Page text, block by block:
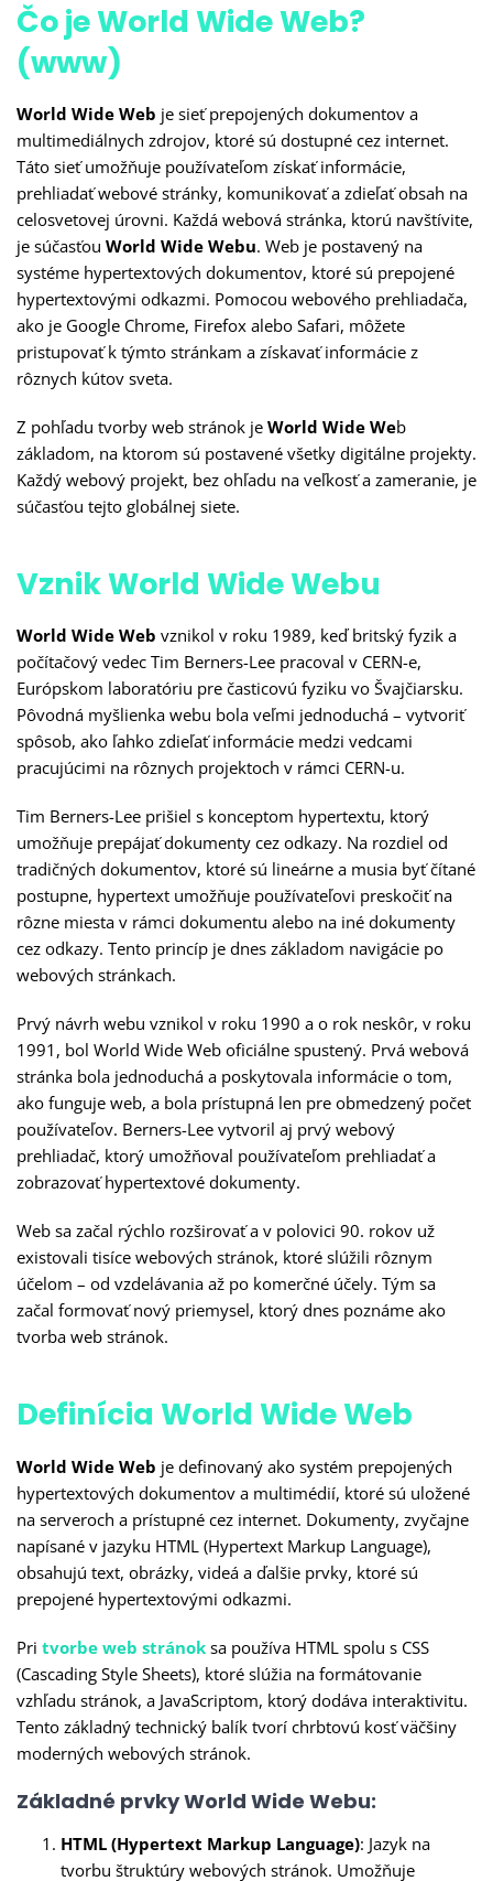
Čo je World Wide Web?
(www)
World Wide Web je sieť prepojených dokumentov a
multimediálnych zdrojov, ktoré sú dostupné cez internet.
Táto sieť umožňuje používateľom získať informácie,
prehliadať webové stránky, komunikovať a zdieľať obsah na
celosvetovej úrovni. Každá webová stránka, ktorú navštívite,
je súčasťou World Wide Webu. Web je postavený na
systéme hypertextových dokumentov, ktoré sú prepojené
hypertextovými odkazmi. Pomocou webového prehliadača,
ako je Google Chrome, Firefox alebo Safari, môžete
pristupovať k týmto stránkam a získavať informácie z
rôznych kútov sveta.
Z pohľadu tvorby web stránok je World Wide Web
základom, na ktorom sú postavené všetky digitálne projekty.
Každý webový projekt, bez ohľadu na veľkosť a zameranie, je
súčasťou tejto globálnej siete.
Vznik World Wide Webu
World Wide Web vznikol v roku 1989, keď britský fyzik a
počítačový vedec Tim Berners-Lee pracoval v CERN-e,
Európskom laboratóriu pre časticovú fyziku vo Švajčiarsku.
Pôvodná myšlienka webu bola veľmi jednoduchá – vytvoriť
spôsob, ako ľahko zdieľať informácie medzi vedcami
pracujúcimi na rôznych projektoch v rámci CERN-u.
Tim Berners-Lee prišiel s konceptom hypertextu, ktorý
umožňuje prepájať dokumenty cez odkazy. Na rozdiel od
tradičných dokumentov, ktoré sú lineárne a musia byť čítané
postupne, hypertext umožňuje používateľovi preskočiť na
rôzne miesta v rámci dokumentu alebo na iné dokumenty
cez odkazy. Tento princíp je dnes základom navigácie po
webových stránkach.
Prvý návrh webu vznikol v roku 1990 a o rok neskôr, v roku
1991, bol World Wide Web oficiálne spustený. Prvá webová
stránka bola jednoduchá a poskytovala informácie o tom,
ako funguje web, a bola prístupná len pre obmedzený počet
používateľov. Berners-Lee vytvoril aj prvý webový
prehliadač, ktorý umožňoval používateľom prehliadať a
zobrazovať hypertextové dokumenty.
Web sa začal rýchlo rozširovať a v polovici 90. rokov už
existovali tisíce webových stránok, ktoré slúžili rôznym
účelom – od vzdelávania až po komerčné účely. Tým sa
začal formovať nový priemysel, ktorý dnes poznáme ako
tvorba web stránok.
Definícia World Wide Web
World Wide Web je definovaný ako systém prepojených
hypertextových dokumentov a multimédií, ktoré sú uložené
na serveroch a prístupné cez internet. Dokumenty, zvyčajne
napísané v jazyku HTML (Hypertext Markup Language),
obsahujú text, obrázky, videá a ďalšie prvky, ktoré sú
prepojené hypertextovými odkazmi.
Pri tvorbe web stránok sa používa HTML spolu s CSS
(Cascading Style Sheets), ktoré slúžia na formátovanie
vzhľadu stránok, a JavaScriptom, ktorý dodáva interaktivitu.
Tento základný technický balík tvorí chrbtovú kosť väčšiny
moderných webových stránok.
Základné prvky World Wide Webu:
HTML (Hypertext Markup Language): Jazyk na
tvorbu štruktúry webových stránok. Umožňuje